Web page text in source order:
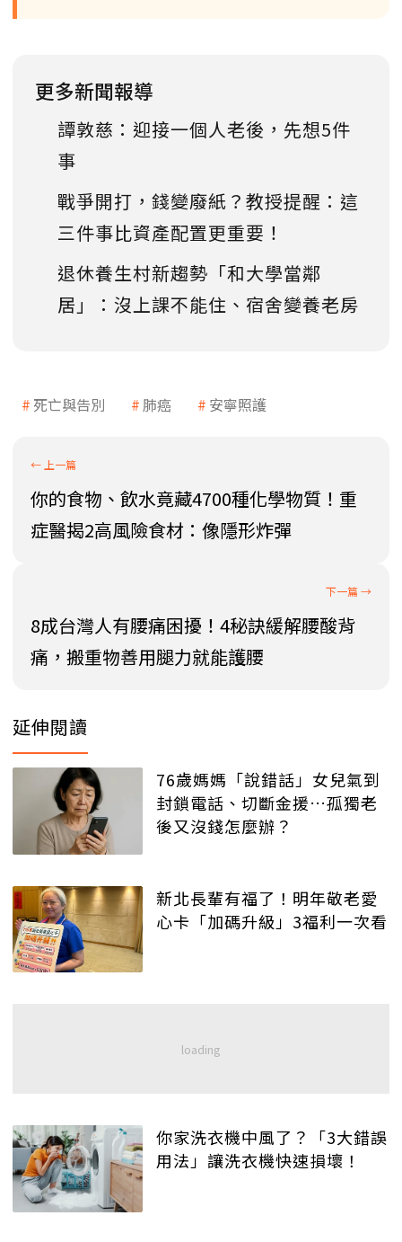
更多新聞報導
譚敦慈：迎接一個人老後，先想5件
事
戰爭開打，錢變廢紙？教授提醒：這
三件事比資產配置更重要！
退休養生村新趨勢「和大學當鄰
居」：沒上課不能住、宿舍變養老房
死亡與告別 肺癌 安寧照護
你的食物、飲水竟藏4700種化學物質！重
症醫揭2高風險食材：像隱形炸彈
8成台灣人有腰痛困擾！4秘訣緩解腰酸背
痛，搬重物善用腿力就能護腰
延伸閱讀
76歲媽媽「說錯話」女兒氣到
封鎖電話、切斷金援…孤獨老
後又沒錢怎麼辦？
新北長輩有福了！明年敬老愛
心卡「加碼升級」3福利一次看
你家洗衣機中風了？「3大錯誤
用法」讓洗衣機快速損壞！